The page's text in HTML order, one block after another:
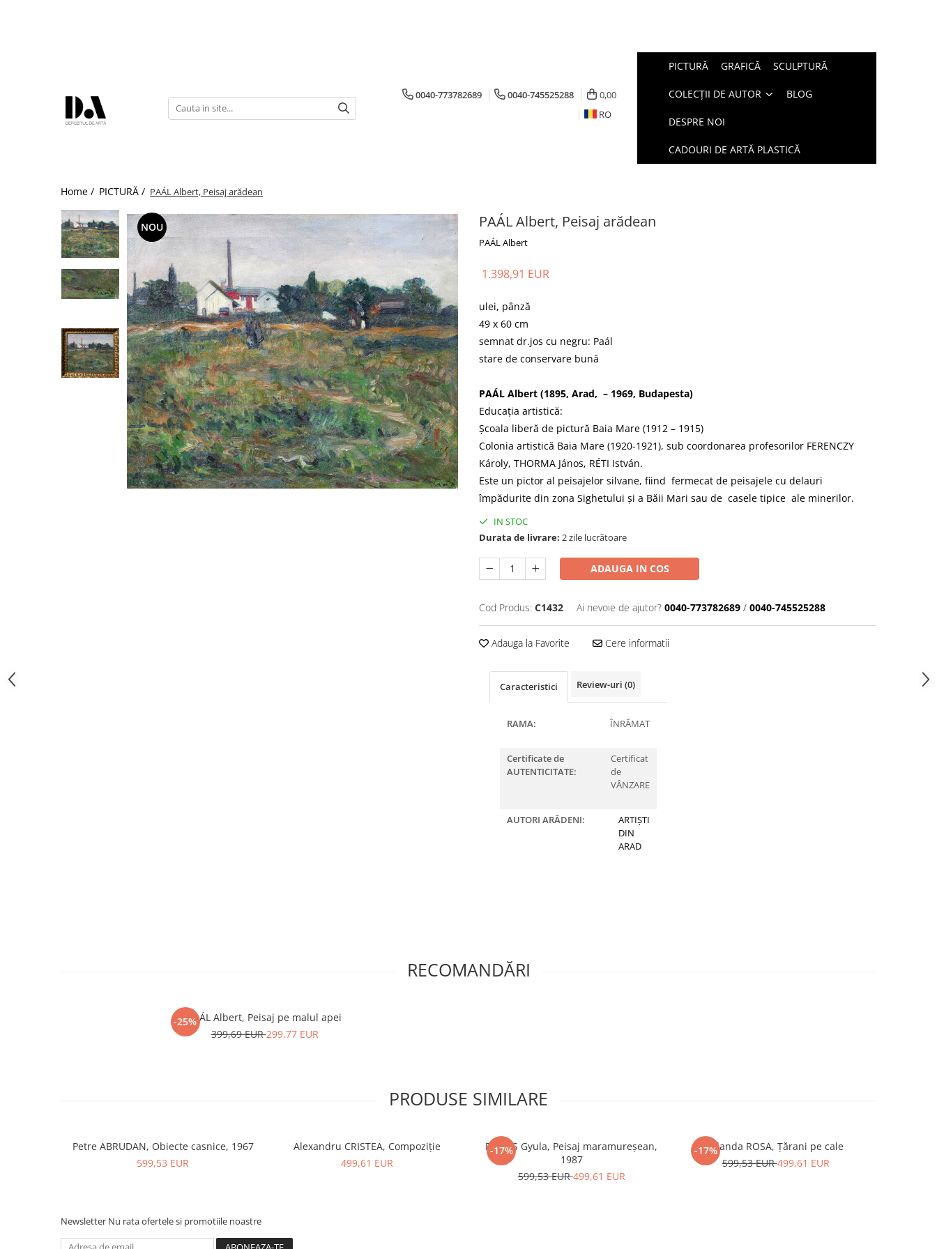
Petre ABRUDAN (1907-1979)
HEIM András (1946-2020)
0040-773782689 0040-745525288
0,00
RO
PICTURĂ GRAFICĂ SCULPTURĂ
COLECȚII DE AUTOR BLOG
DESPRE NOI
CADOURI DE ARTĂ PLASTICĂ
Home / PICTURĂ / PAÁL Albert, Peisaj arădean
NOU PAÁL Albert, Peisaj arădean
PAÁL Albert
1.398,91 EUR
ulei, pânză
49 x 60 cm
semnat dr.jos cu negru: Paál
stare de conservare bună
PAÁL Albert (1895, Arad, – 1969, Budapesta)
Educația artistică:
Școala liberă de pictură Baia Mare (1912 – 1915)
Colonia artistică Baia Mare (1920-1921), sub coordonarea profesorilor FERENCZY
Károly, THORMA János, RÉTI István.
Este un pictor al peisajelor silvane, fiind fermecat de peisajele cu delauri
împădurite din zona Sighetului și a Băii Mari sau de casele tipice ale minerilor.
IN STOC
Durata de livrare: 2 zile lucrătoare
ADAUGA IN COS
Cod Produs: C1432 Ai nevoie de ajutor? 0040-773782689 / 0040-745525288
Adauga la Favorite Cere informatii
Caracteristici Review-uri (0)
RAMA: ÎNRĂMAT
Certificate de
AUTENTICITATE:
Certificat
de
VÂNZARE
AUTORI ARĂDENI:
ARTIȘTI
DIN
ARAD
RECOMANDĂRI
-25%PAÁL Albert, Peisaj pe malul apei
399,69 EUR299,77 EUR
PRODUSE SIMILARE
Petre ABRUDAN, Obiecte casnice, 1967
599,53 EUR
Alexandru CRISTEA, Compoziție
499,61 EUR
-17%
DUDÁS Gyula, Peisaj maramureșean,
1987
599,53 EUR499,61 EUR
-17%Iolanda ROSA, Țărani pe cale
599,53 EUR499,61 EUR
Newsletter Nu rata ofertele si promotiile noastre